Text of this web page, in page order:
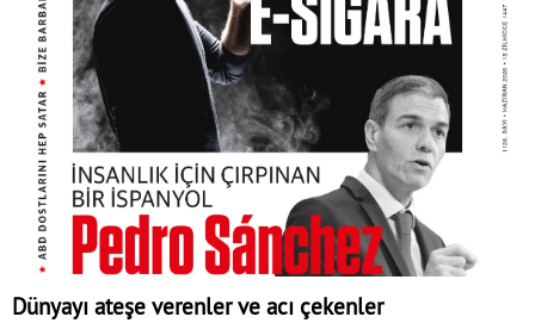
Dünyayı ateşe verenler ve acı çekenler